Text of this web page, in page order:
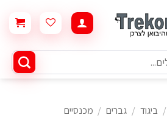
/ ביגוד / גברים / מכנסיים